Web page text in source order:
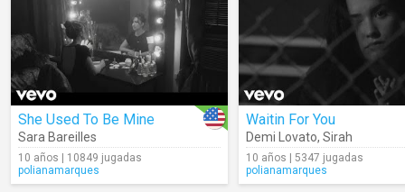
She Used To Be Mine
Sara Bareilles
10 años | 10849 jugadas
polianamarques
Waitin For You
Demi Lovato, Sirah
10 años | 5347 jugadas
polianamarques